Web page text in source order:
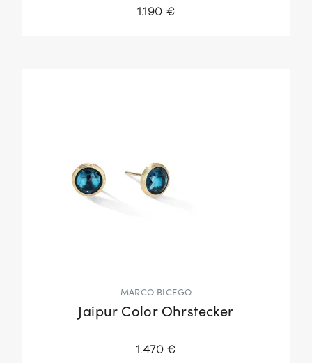
1.190 €
MARCO BICEGO
Jaipur Color Ohrstecker
1.470 €